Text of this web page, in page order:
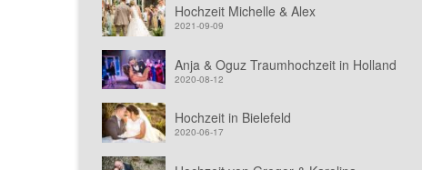
Hochzeit Michelle & Alex
2021-09-09
Anja & Oguz Traumhochzeit in Holland
2020-08-12
Hochzeit in Bielefeld
2020-06-17